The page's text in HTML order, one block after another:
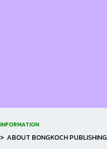
INFORMATION
> ABOUT BONGKOCH PUBLISHING